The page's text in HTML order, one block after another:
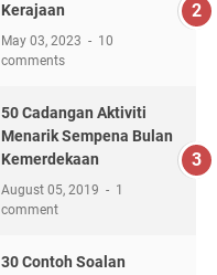
Kerajaan
May 03, 2023
10
comments
50 Cadangan Aktiviti
Menarik Sempena Bulan
Kemerdekaan
August 05, 2019
1
comment
30 Contoh Soalan